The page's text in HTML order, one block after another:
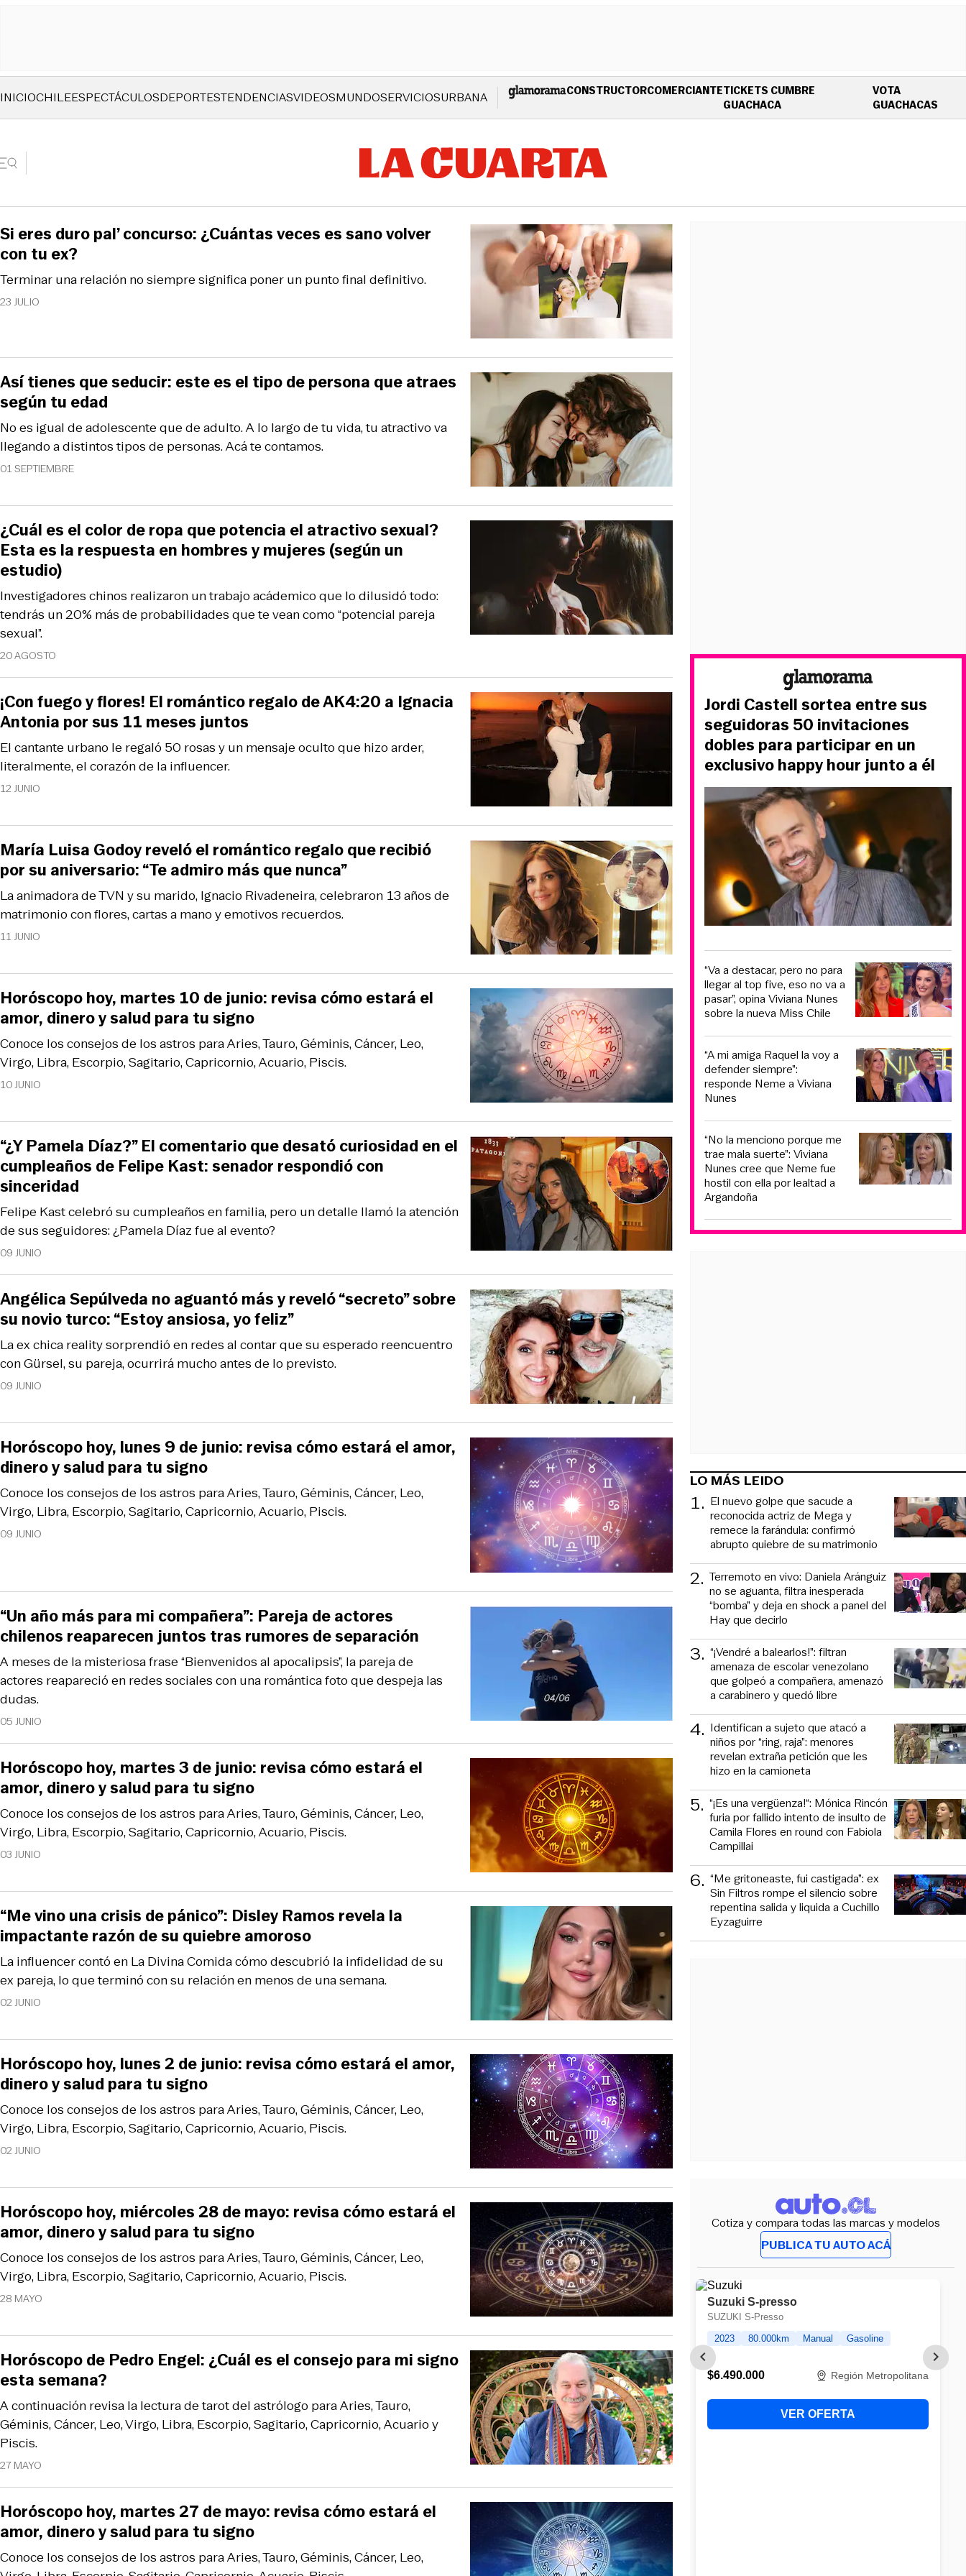
INICIOCHILEESPECTÁCULOSDEPORTESTENDENCIASVIDEOSMUNDOSERVICIOSURBANA CONSTRUCTORCOMERCIANTETICKETS CUMBRE
GUACHACAOPENS IN NEW WINDOW
VOTA
GUACHACAS
23 JULIO
Terminar una relación no siempre significa poner un punto final definitivo.
Si eres duro pal’ concurso: ¿Cuántas veces es sano volver
con tu ex?
01 SEPTIEMBRE
No es igual de adolescente que de adulto. A lo largo de tu vida, tu atractivo va
llegando a distintos tipos de personas. Acá te contamos.
Así tienes que seducir: este es el tipo de persona que atraes
según tu edad
20 AGOSTO
Investigadores chinos realizaron un trabajo acádemico que lo dilusidó todo:
tendrás un 20% más de probabilidades que te vean como “potencial pareja
sexual”.
¿Cuál es el color de ropa que potencia el atractivo sexual?
Esta es la respuesta en hombres y mujeres (según un
estudio)
12 JUNIO
El cantante urbano le regaló 50 rosas y un mensaje oculto que hizo arder,
literalmente, el corazón de la influencer.
¡Con fuego y flores! El romántico regalo de AK4:20 a Ignacia
Antonia por sus 11 meses juntos
11 JUNIO
La animadora de TVN y su marido, Ignacio Rivadeneira, celebraron 13 años de
matrimonio con flores, cartas a mano y emotivos recuerdos.
María Luisa Godoy reveló el romántico regalo que recibió
por su aniversario: “Te admiro más que nunca”
10 JUNIO
Conoce los consejos de los astros para Aries, Tauro, Géminis, Cáncer, Leo,
Virgo, Libra, Escorpio, Sagitario, Capricornio, Acuario, Piscis.
Horóscopo hoy, martes 10 de junio: revisa cómo estará el
amor, dinero y salud para tu signo
09 JUNIO
Felipe Kast celebró su cumpleaños en familia, pero un detalle llamó la atención
de sus seguidores: ¿Pamela Díaz fue al evento?
“¿Y Pamela Díaz?” El comentario que desató curiosidad en el
cumpleaños de Felipe Kast: senador respondió con
sinceridad
09 JUNIO
La ex chica reality sorprendió en redes al contar que su esperado reencuentro
con Gürsel, su pareja, ocurrirá mucho antes de lo previsto.
Angélica Sepúlveda no aguantó más y reveló “secreto” sobre
su novio turco: “Estoy ansiosa, yo feliz”
09 JUNIO
Conoce los consejos de los astros para Aries, Tauro, Géminis, Cáncer, Leo,
Virgo, Libra, Escorpio, Sagitario, Capricornio, Acuario, Piscis.
Horóscopo hoy, lunes 9 de junio: revisa cómo estará el amor,
dinero y salud para tu signo
05 JUNIO
A meses de la misteriosa frase “Bienvenidos al apocalipsis”, la pareja de
actores reapareció en redes sociales con una romántica foto que despeja las
dudas.
“Un año más para mi compañera”: Pareja de actores
chilenos reaparecen juntos tras rumores de separación
03 JUNIO
Conoce los consejos de los astros para Aries, Tauro, Géminis, Cáncer, Leo,
Virgo, Libra, Escorpio, Sagitario, Capricornio, Acuario, Piscis.
Horóscopo hoy, martes 3 de junio: revisa cómo estará el
amor, dinero y salud para tu signo
02 JUNIO
La influencer contó en La Divina Comida cómo descubrió la infidelidad de su
ex pareja, lo que terminó con su relación en menos de una semana.
“Me vino una crisis de pánico”: Disley Ramos revela la
impactante razón de su quiebre amoroso
02 JUNIO
Conoce los consejos de los astros para Aries, Tauro, Géminis, Cáncer, Leo,
Virgo, Libra, Escorpio, Sagitario, Capricornio, Acuario, Piscis.
Horóscopo hoy, lunes 2 de junio: revisa cómo estará el amor,
dinero y salud para tu signo
28 MAYO
Conoce los consejos de los astros para Aries, Tauro, Géminis, Cáncer, Leo,
Virgo, Libra, Escorpio, Sagitario, Capricornio, Acuario, Piscis.
Horóscopo hoy, miércoles 28 de mayo: revisa cómo estará el
amor, dinero y salud para tu signo
27 MAYO
A continuación revisa la lectura de tarot del astrólogo para Aries, Tauro,
Géminis, Cáncer, Leo, Virgo, Libra, Escorpio, Sagitario, Capricornio, Acuario y
Piscis.
Horóscopo de Pedro Engel: ¿Cuál es el consejo para mi signo
esta semana?
Conoce los consejos de los astros para Aries, Tauro, Géminis, Cáncer, Leo,
Horóscopo hoy, martes 27 de mayo: revisa cómo estará el
amor, dinero y salud para tu signo
Jordi Castell sortea entre sus
seguidoras 50 invitaciones
dobles para participar en un
exclusivo happy hour junto a él
“Va a destacar, pero no para
llegar al top five, eso no va a
pasar”, opina Viviana Nunes
sobre la nueva Miss Chile
“A mi amiga Raquel la voy a
defender siempre”:
responde Neme a Viviana
Nunes
“No la menciono porque me
trae mala suerte”: Viviana
Nunes cree que Neme fue
hostil con ella por lealtad a
Argandoña
LO MÁS LEIDO
1. El nuevo golpe que sacude a
reconocida actriz de Mega y
remece la farándula: confirmó
abrupto quiebre de su matrimonio
2. Terremoto en vivo: Daniela Aránguiz
no se aguanta, filtra inesperada
“bomba” y deja en shock a panel del
Hay que decirlo
3. “¡Vendré a balearlos!”: filtran
amenaza de escolar venezolano
que golpeó a compañera, amenazó
a carabinero y quedó libre
4. Identifican a sujeto que atacó a
niños por “ring, raja”: menores
revelan extraña petición que les
hizo en la camioneta
5. “¡Es una vergüenza!“: Mónica Rincón
furia por fallido intento de insulto de
Camila Flores en round con Fabiola
Campillai
6. “Me gritoneaste, fui castigada”: ex
Sin Filtros rompe el silencio sobre
repentina salida y liquida a Cuchillo
Eyzaguirre
Cotiza y compara todas las marcas y modelos
PUBLICA TU AUTO ACÁ